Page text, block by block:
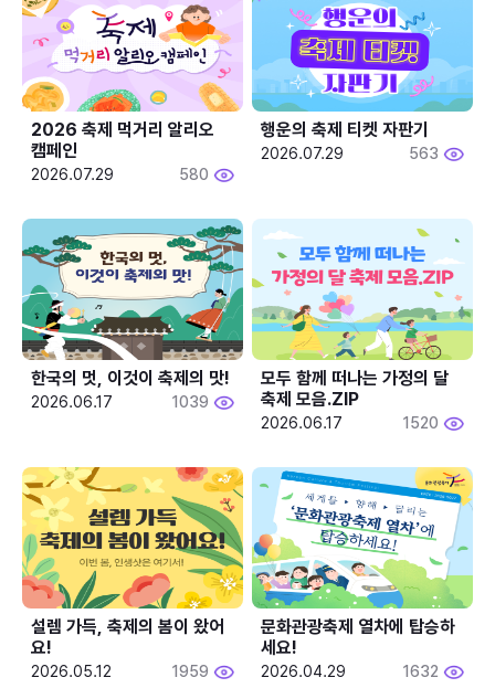
2026 축제 먹거리 알리오
캠페인
2026.07.29 580
행운의 축제 티켓 자판기
2026.07.29 563
한국의 멋, 이것이 축제의 맛!
2026.06.17 1039
모두 함께 떠나는 가정의 달
축제 모음.ZIP
2026.06.17 1520
설렘 가득, 축제의 봄이 왔어
요!
2026.05.12 1959
문화관광축제 열차에 탑승하
세요!
2026.04.29 1632